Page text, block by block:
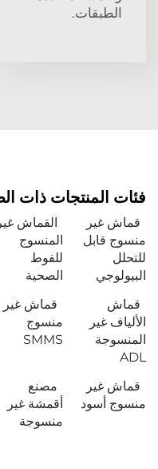
الطبقات.
فئات المنتجات ذات
قماش غير
منسوج قابل
للتحلل
البيولوجي
القماش غير
المنسوج
للفوط
الصحية
قماش
الألياف غير
المنسوجة
ADL
قماش غير
منسوج
SMMS
قماش غير
منسوج أسود
مصنع
أقمشة غير
منسوجة